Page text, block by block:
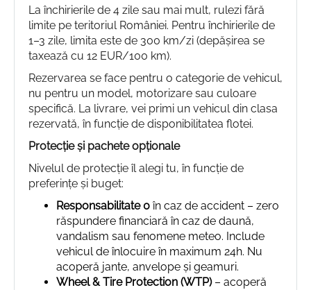
La închirierile de 4 zile sau mai mult, rulezi fără
limite pe teritoriul României. Pentru închirierile de
1–3 zile, limita este de 300 km/zi (depășirea se
taxează cu 12 EUR/100 km).
Rezervarea se face pentru o categorie de vehicul,
nu pentru un model, motorizare sau culoare
specifică. La livrare, vei primi un vehicul din clasa
rezervată, în funcție de disponibilitatea flotei.
Protecție și pachete opționale
Nivelul de protecție îl alegi tu, în funcție de
preferințe și buget:
Responsabilitate 0 în caz de accident – zero
răspundere financiară în caz de daună,
vandalism sau fenomene meteo. Include
vehicul de înlocuire în maximum 24h. Nu
acoperă jante, anvelope și geamuri.
Wheel & Tire Protection (WTP)– acoperă